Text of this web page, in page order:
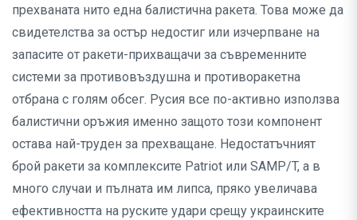
прехваната нито една балистична ракета. Това може да
свидетелства за остър недостиг или изчерпване на
запасите от ракети-прихващачи за съвременните
системи за противовъздушна и противоракетна
отбрана с голям обсег. Русия все по-активно използва
балистични оръжия именно защото този компонент
остава най-труден за прехващане. Недостатъчният
брой ракети за комплексите Patriot или SAMP/T, а в
много случаи и пълната им липса, пряко увеличава
ефективността на руските удари срещу украинските